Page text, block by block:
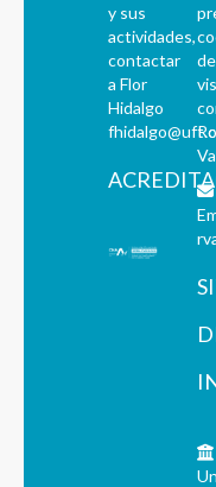
y sus
actividades,
contactar
a Flor
Hidalgo
de